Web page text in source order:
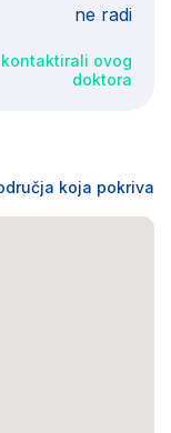
ne radi
ovog
doktora
koja pokriva